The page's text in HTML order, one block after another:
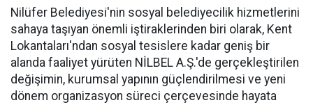
Nilüfer Belediyesi'nin sosyal belediyecilik hizmetlerini
sahaya taşıyan önemli iştiraklerinden biri olarak, Kent
Lokantaları'ndan sosyal tesislere kadar geniş bir
alanda faaliyet yürüten NİLBEL A.Ş.'de gerçekleştirilen
değişimin, kurumsal yapının güçlendirilmesi ve yeni
dönem organizasyon süreci çerçevesinde hayata